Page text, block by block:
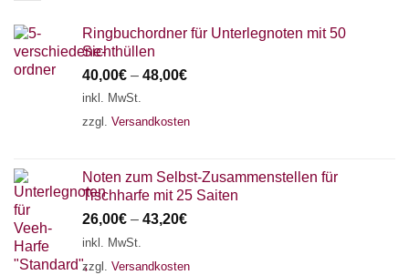
Ringbuchordner für Unterlegnoten mit 50
Sichthüllen
40,00€ – 48,00€
inkl. MwSt.
zzgl. Versandkosten
Noten zum Selbst-Zusammenstellen für
Tischharfe mit 25 Saiten
26,00€ – 43,20€
inkl. MwSt.
zzgl. Versandkosten